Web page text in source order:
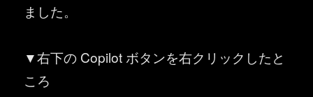
ました。
▼右下の Copilot ボタンを右クリックしたと
ころ